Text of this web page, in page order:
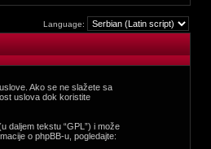
Language:
Ako se ne slažete sa
uslova dok koristite
daljem tekstu “GPL”) i može
o phpBB-u, pogledajte: